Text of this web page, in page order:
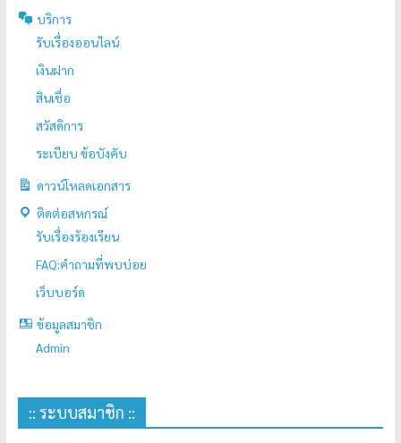
บริการ
รับเรื่องออนไลน์
เงินฝาก
สินเชื่อ
สวัสดิการ
ระเบียบ ข้อบังคับ
ดาวน์โหลดเอกสาร
ติดต่อสหกรณ์
รับเรื่องร้องเรียน
FAQ:คำถามที่พบบ่อย
เว็บบอร์ด
ข้อมูลสมาชิก
Admin
:: ระบบสมาชิก ::